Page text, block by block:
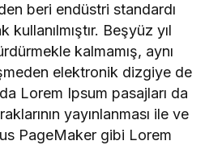
beri endüstri standardı
Beşyüz yıl
kalmamış, aynı
elektronik dizgiye de
Lorem Ipsum pasajları da
yayınlanması ile ve
PageMaker gibi Lorem